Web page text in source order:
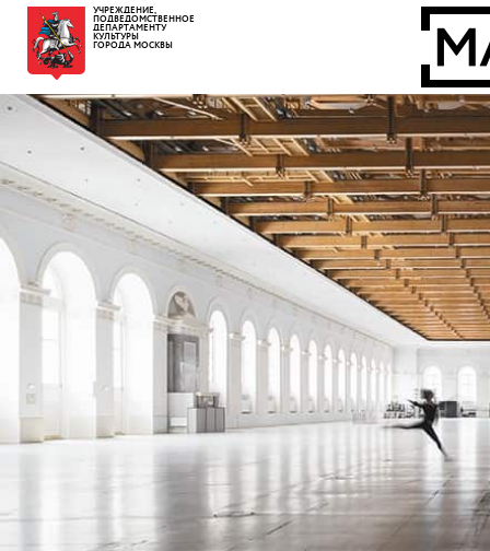
УЧРЕЖДЕНИЕ,
ПОДВЕДОМСТВЕННОЕ
ДЕПАРТАМЕНТУ
КУЛЬТУРЫ
ГОРОДА МОСКВЫ